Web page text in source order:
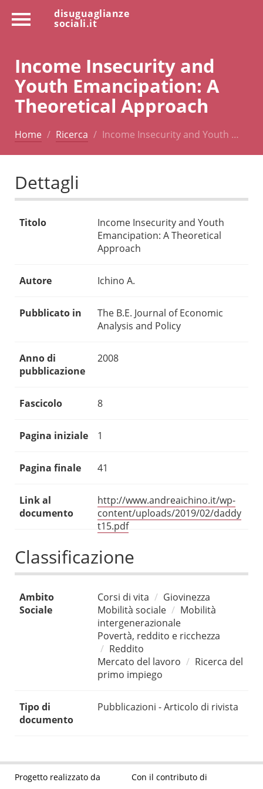
disuguaglianze
sociali.it
Income Insecurity and
Youth Emancipation: A
Theoretical Approach
Home Ricerca Income Insecurity and Youth …
Dettagli
Titolo
Income Insecurity and Youth
Emancipation: A Theoretical
Approach
Autore Ichino A.
Pubblicato in
The B.E. Journal of Economic
Analysis and Policy
Anno di
pubblicazione
2008
Fascicolo 8
Pagina iniziale 1
Pagina finale 41
Link al
documento
http://www.andreaichino.it/wp-
content/uploads/2019/02/daddy
t15.pdf
Classificazione
Ambito
Sociale
Corsi di vita
Giovinezza
Mobilità sociale
Mobilità
intergenerazionale
Povertà, reddito e ricchezza
Reddito
Mercato del lavoro
Ricerca del
primo impiego
Tipo di
documento
Pubblicazioni - Articolo di rivista
Progetto realizzato da Con il contributo di